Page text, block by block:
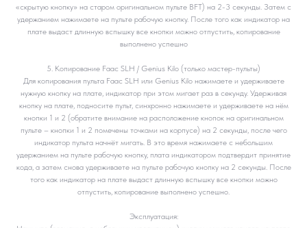
«скрытую кнопку» на старом оригинальном пульте BFT) на 2-3 секунды. Затем с
удержанием нажимаете на пульте рабочую кнопку. После того как индикатор на
плате выдаст длинную вспышку все кнопки можно отпустить, копирование
выполнено успешно
5. Копирование Faac SLH / Genius Kilo (только мастер-пульты)
Для копирования пульта Faac SLH или Genius Kilo нажимаете и удерживаете
нужную кнопку на плате, индикатор при этом мигает раз в секунду. Удерживая
кнопку на плате, подносите пульт, синхронно нажимаете и удерживаете на нём
кнопки 1 и 2 (обратите внимание на расположение кнопок на оригинальном
пульте – кнопки 1 и 2 помечены точками на корпусе) на 2 секунды, после чего
индикатор пульта начнёт мигать. В это время нажимаете с небольшим
удержанием на пульте рабочую кнопку, плата индикатором подтвердит принятие
кода, а затем снова удерживаете на пульте рабочую кнопку на 2 секунды. После
того как индикатор на плате выдаст длинную вспышку все кнопки можно
отпустить, копирование выполнено успешно.
Эксплуатация: